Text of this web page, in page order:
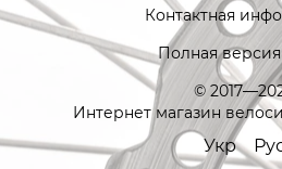
Контактная
Полная версия
©
Интернет магазин
Укр